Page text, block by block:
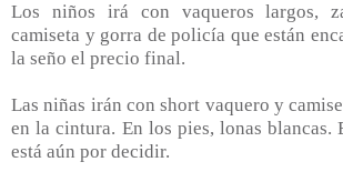
Los niños irá con vaqueros largos,
camiseta y gorra de policía que están
la seño el precio final.
Las niñas irán con short vaquero y
en la cintura. En los pies, lonas blancas.
está aún por decidir.